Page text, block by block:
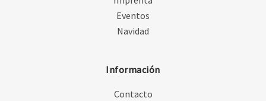
Eventos
Navidad
Información
Contacto